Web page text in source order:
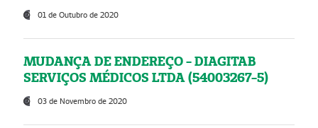
01 de Outubro de 2020
MUDANÇA DE ENDEREÇO - DIAGITAB
SERVIÇOS MÉDICOS LTDA (54003267-5)
03 de Novembro de 2020